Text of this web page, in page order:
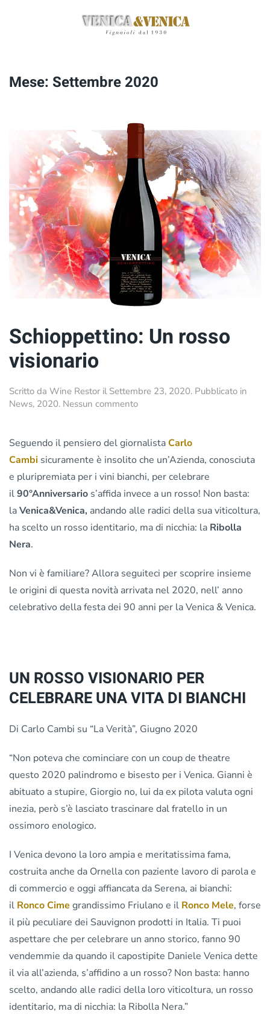
principale
Mese: Settembre 2020
Schioppettino: Un rosso
visionario
Scritto da Wine Restor il Settembre 23, 2020. Pubblicato in
News, 2020. Nessun commentosu
rosso
visionario
Seguendo il pensiero del giornalistaCarlo
Cambi sicuramente è insolito che un’Azienda, conosciuta
e pluripremiata per i vini bianchi, per celebrare
il90°Anniversario s’affida invece a un rosso! Non basta:
laVenica&Venica, andando alle radici della sua viticoltura,
ha scelto un rosso identitario, ma di nicchia: la Ribolla
Nera.
Non vi è familiare? Allora seguiteci per scoprire insieme
le origini di questa novità arrivata nel 2020, nell’ anno
celebrativo della festa dei 90 anni per la Venica & Venica.
UN ROSSO VISIONARIO PER
CELEBRARE UNA VITA DI BIANCHI
Di Carlo Cambi su “La Verità”, Giugno 2020
“Non poteva che cominciare con un coup de theatre
questo 2020 palindromo e bisesto per i Venica. Gianni è
abituato a stupire, Giorgio no, lui da ex pilota valuta ogni
inezia, però s’è lasciato trascinare dal fratello in un
ossimoro enologico.
I Venica devono la loro ampia e meritatissima fama,
costruita anche da Ornella con paziente lavoro di parola e
di commercio e oggi affiancata da Serena, ai bianchi:
il Ronco Cime grandissimo Friulano e il Ronco Mele, forse
il più peculiare dei Sauvignon prodotti in Italia. Ti puoi
aspettare che per celebrare un anno storico, fanno 90
vendemmie da quando il capostipite Daniele Venica dette
il via all’azienda, s’affidino a un rosso? Non basta: hanno
scelto, andando alle radici della loro viticoltura, un rosso
identitario, ma di nicchia: la Ribolla Nera.”